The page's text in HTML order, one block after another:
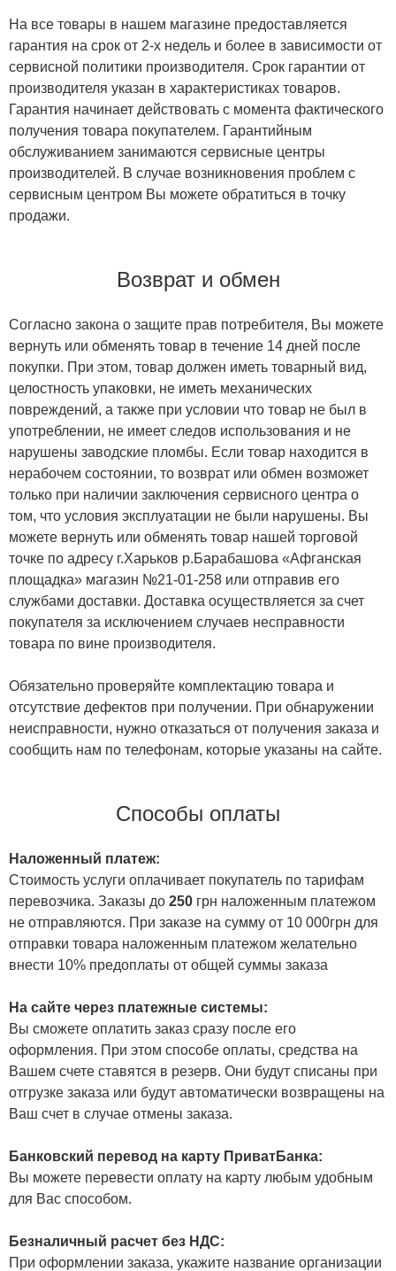
На все товары в нашем магазине предоставляется
гарантия на срок от 2-х недель и более в зависимости от
сервисной политики производителя. Срок гарантии от
производителя указан в характеристиках товаров.
Гарантия начинает действовать с момента фактического
получения товара покупателем. Гарантийным
обслуживанием занимаются сервисные центры
производителей. В случае возникновения проблем с
сервисным центром Вы можете обратиться в точку
продажи.
Возврат и обмен
Согласно закона о защите прав потребителя, Вы можете
вернуть или обменять товар в течение 14 дней после
покупки. При этом, товар должен иметь товарный вид,
целостность упаковки, не иметь механических
повреждений, а также при условии что товар не был в
употреблении, не имеет следов использования и не
нарушены заводские пломбы. Если товар находится в
нерабочем состоянии, то возврат или обмен возможет
только при наличии заключения сервисного центра о
том, что условия эксплуатации не были нарушены. Вы
можете вернуть или обменять товар нашей торговой
точке по адресу г.Харьков р.Барабашова «Афганская
площадка» магазин №21-01-258 или отправив его
службами доставки. Доставка осуществляется за счет
покупателя за исключением случаев несправности
товара по вине производителя.
Обязательно проверяйте комплектацию товара и
отсутствие дефектов при получении. При обнаружении
неисправности, нужно отказаться от получения заказа и
сообщить нам по телефонам, которые указаны на сайте.
Способы оплаты
Наложенный платеж:
Стоимость услуги оплачивает покупатель по тарифам
перевозчика. Заказы до 250 грн наложенным платежом
не отправляются. При заказе на сумму от 10 000грн для
отправки товара наложенным платежом желательно
внести 10% предоплаты от общей суммы заказа
На сайте через платежные системы:
Вы сможете оплатить заказ сразу после его
оформления. При этом способе оплаты, средства на
Вашем счете ставятся в резерв. Они будут списаны при
отгрузке заказа или будут автоматически возвращены на
Ваш счет в случае отмены заказа.
Банковский перевод на карту ПриватБанка:
Вы можете перевести оплату на карту любым удобным
для Вас способом.
Безналичный расчет без НДС:
При оформлении заказа, укажите название организации